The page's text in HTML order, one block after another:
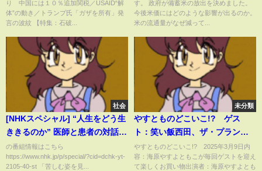
り 中国には１０％追加関税／USAID“解
体”の動き／トランプ氏「ガザを所有」発
言の波紋 【特集：石破...
な理由【大石が深掘り解説】
す。 政府が備蓄米の放出を決めました。
今後米価にはどのような影響が出るのか。
米の流通量がなぜ減って...
社会
[NHKスペシャル] “人生をどう生
ききるのか” 医師と患者の対話 |
NHK
の番組情報はこちら
https://www.nhk.jp/p/special/?cid=dchk-yt-
2105-40-st 「苦しむ姿を見...
未分類
やすとものどこいこ!? ゲス
ト：笑い飯西田、ザ・プラン９
爆ノ介 3月9日
やすとものどこいこ!? 2025年3月9日内
容：海原やすよともこが毎回ゲストを迎え
て楽しくお買い物出演者：海原やすよとも